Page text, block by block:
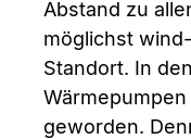
Abstand zu
möglichst
Standort. In
geworden.